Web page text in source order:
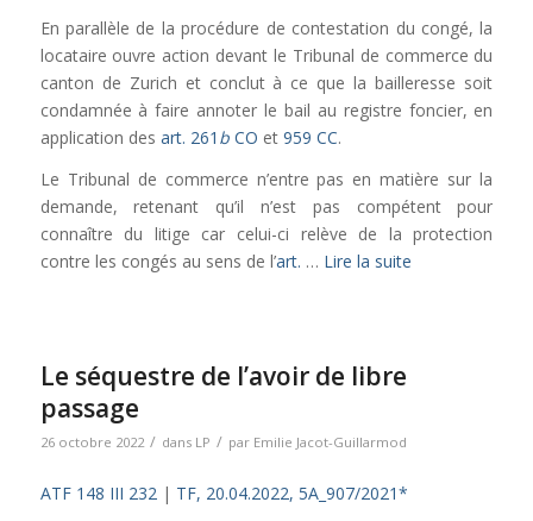
En parallèle de la procédure de contestation du congé, la
locataire ouvre action devant le Tribunal de commerce du
canton de Zurich et conclut à ce que la bailleresse soit
condamnée à faire annoter le bail au registre foncier, en
application des art. 261 bCO et 959 CC.
Le Tribunal de commerce n’entre pas en matière sur la
demande, retenant qu’il n’est pas compétent pour
connaître du litige car celui-ci relève de la protection
contre les congés au sens de l’art. … Lire la suite
Le séquestre de l’avoir de libre
passage
26 octobre 2022 / dans LP / par Emilie Jacot-Guillarmod
ATF 148 III 232 | TF, 20.04.2022, 5A_907/2021*